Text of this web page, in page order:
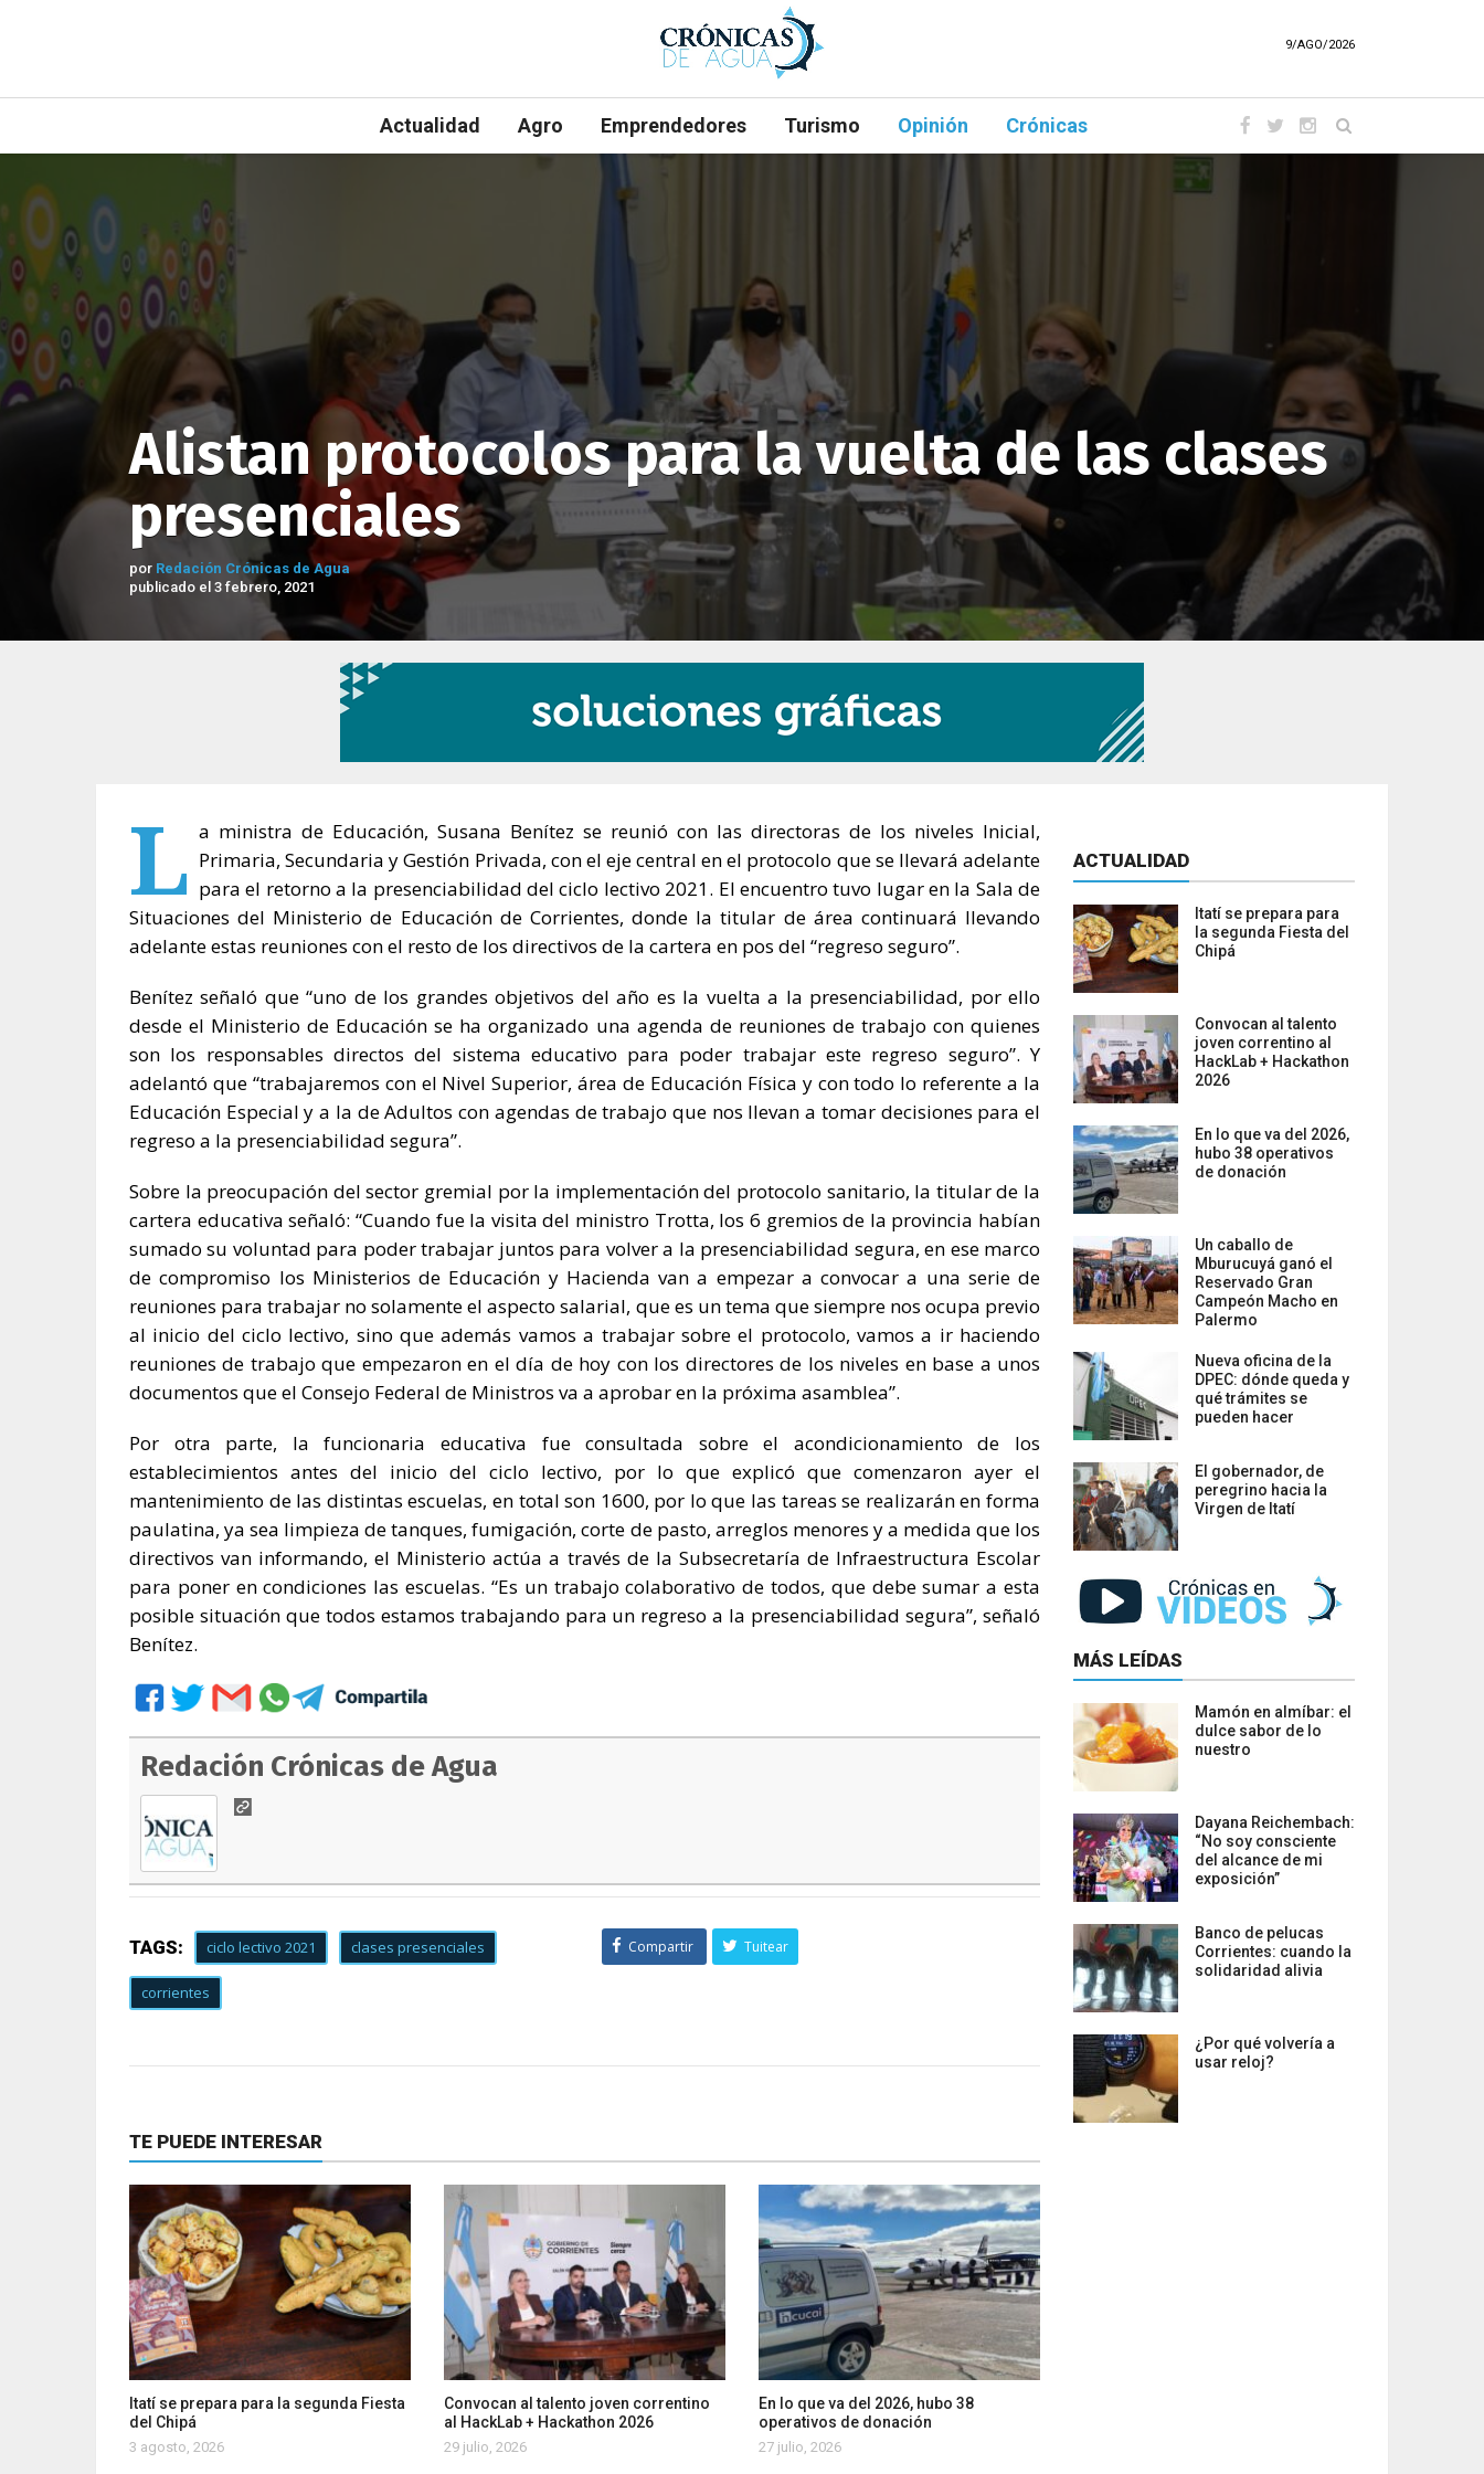
9/AGO/2026
Actualidad Agro Emprendedores Turismo Opinión Crónicas
Alistan protocolos para la vuelta de las clases
presenciales
por Redación Crónicas de Agua
publicado el 3 febrero, 2021
L a ministra de Educación, Susana Benítez se reunió con las directoras de los niveles Inicial,
Primaria, Secundaria y Gestión Privada, con el eje central en el protocolo que se llevará adelante
para el retorno a la presenciabilidad del ciclo lectivo 2021. El encuentro tuvo lugar en la Sala de
Situaciones del Ministerio de Educación de Corrientes, donde la titular de área continuará llevando
adelante estas reuniones con el resto de los directivos de la cartera en pos del “regreso seguro”.
Benítez señaló que “uno de los grandes objetivos del año es la vuelta a la presenciabilidad, por ello
desde el Ministerio de Educación se ha organizado una agenda de reuniones de trabajo con quienes
son los responsables directos del sistema educativo para poder trabajar este regreso seguro”. Y
adelantó que “trabajaremos con el Nivel Superior, área de Educación Física y con todo lo referente a la
Educación Especial y a la de Adultos con agendas de trabajo que nos llevan a tomar decisiones para el
regreso a la presenciabilidad segura”.
Sobre la preocupación del sector gremial por la implementación del protocolo sanitario, la titular de la
cartera educativa señaló: “Cuando fue la visita del ministro Trotta, los 6 gremios de la provincia habían
sumado su voluntad para poder trabajar juntos para volver a la presenciabilidad segura, en ese marco
de compromiso los Ministerios de Educación y Hacienda van a empezar a convocar a una serie de
reuniones para trabajar no solamente el aspecto salarial, que es un tema que siempre nos ocupa previo
al inicio del ciclo lectivo, sino que además vamos a trabajar sobre el protocolo, vamos a ir haciendo
reuniones de trabajo que empezaron en el día de hoy con los directores de los niveles en base a unos
documentos que el Consejo Federal de Ministros va a aprobar en la próxima asamblea”.
Por otra parte, la funcionaria educativa fue consultada sobre el acondicionamiento de los
establecimientos antes del inicio del ciclo lectivo, por lo que explicó que comenzaron ayer el
mantenimiento de las distintas escuelas, en total son 1600, por lo que las tareas se realizarán en forma
paulatina, ya sea limpieza de tanques, fumigación, corte de pasto, arreglos menores y a medida que los
directivos van informando, el Ministerio actúa a través de la Subsecretaría de Infraestructura Escolar
para poner en condiciones las escuelas. “Es un trabajo colaborativo de todos, que debe sumar a esta
posible situación que todos estamos trabajando para un regreso a la presenciabilidad segura”, señaló
Benítez.
Redación Crónicas de Agua
TAGS: ciclo lectivo 2021 clases presenciales
corrientes
Compartir Tuitear
TE PUEDE INTERESAR
Itatí se prepara para la segunda Fiesta
del Chipá
3 agosto, 2026
Convocan al talento joven correntino
al HackLab + Hackathon 2026
29 julio, 2026
En lo que va del 2026, hubo 38
operativos de donación
27 julio, 2026
ACTUALIDAD
Itatí se prepara para
la segunda Fiesta del
Chipá
Convocan al talento
joven correntino al
HackLab + Hackathon
2026
En lo que va del 2026,
hubo 38 operativos
de donación
Un caballo de
Mburucuyá ganó el
Reservado Gran
Campeón Macho en
Palermo
Nueva oficina de la
DPEC: dónde queda y
qué trámites se
pueden hacer
El gobernador, de
peregrino hacia la
Virgen de Itatí
MÁS LEÍDAS
Mamón en almíbar: el
dulce sabor de lo
nuestro
Dayana Reichembach:
“No soy consciente
del alcance de mi
exposición”
Banco de pelucas
Corrientes: cuando la
solidaridad alivia
¿Por qué volvería a
usar reloj?